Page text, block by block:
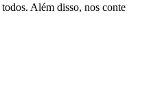
Além disso, nos conte